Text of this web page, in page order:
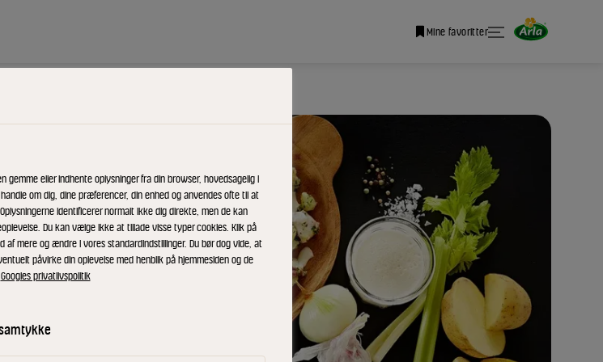
Mine favoritter
gemme eller indhente oplysninger fra din browser, hovedsagelig i
om dig, dine præferencer, din enhed og anvendes ofte til at
identificerer normalt ikke dig direkte, men de kan
Du kan vælge ikke at tillade visse typer cookies. Klik på
af mere og ændre i vores standardindstillinger. Du bør dog vide, at
påvirke din oplevelse med henblik på hjemmesiden og de
Googles privatlivspolitik